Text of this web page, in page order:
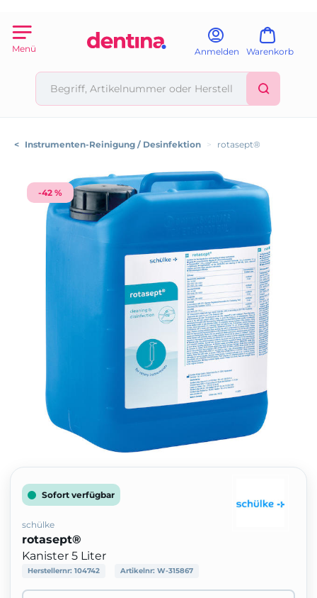
Menü Anmelden Warenkorb
< Instrumenten-Reinigung / Desinfektion > rotasept®
-42 %
Sofort verfügbar
schülke
rotasept®
Kanister 5 Liter
Herstellernr: 104742 Artikelnr: W-315867